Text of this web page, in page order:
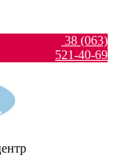
поверх
38 (063)
521-40-69